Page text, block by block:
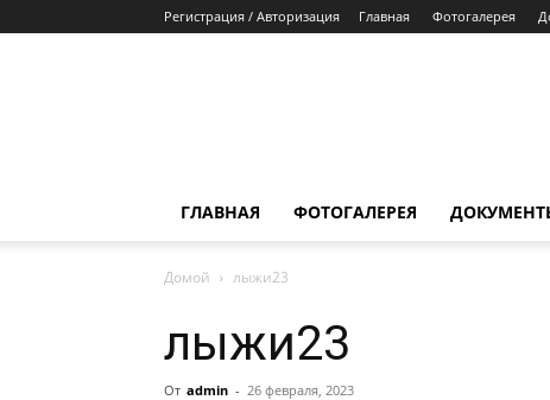
Регистрация / Авторизация Главная Фотогалерея
ГЛАВНАЯ ФОТОГАЛЕРЕЯ
Домой лыжи23
лыжи23
От admin - 26 февраля, 2023